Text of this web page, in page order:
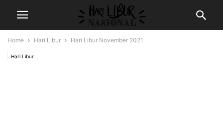
Home Hari Libur Hari Libur November 2021
Hari Libur